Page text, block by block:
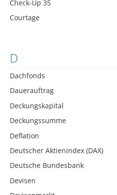
Check-Up 35
Courtage
D
Dachfonds
Dauerauftrag
Deckungskapital
Deckungssumme
Deflation
Deutscher Aktienindex (DAX)
Deutsche Bundesbank
Devisen